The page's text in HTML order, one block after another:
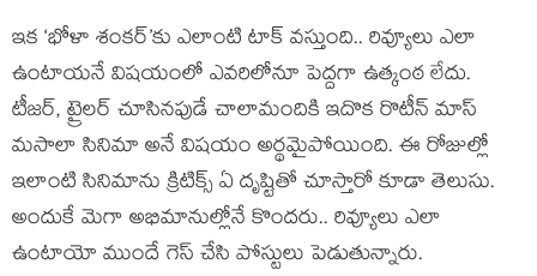
ఇక ‘భోళా శంకర్’కు ఎలాంటి టాక్ వస్తుంది.. రివ్యూలు ఎలా
ఉంటాయనే విషయంలో ఎవరిలోనూ పెద్దగా ఉత్కంఠ లేదు.
టీజర్, ట్రైలర్ చూసినపుడే చాలామందికి ఇదొక రొటీన్ మాస్
మసాలా సినిమా అనే విషయం అర్థమైపోయింది. ఈ రోజుల్లో
ఇలాంటి సినిమాను క్రిటిక్స్ ఏ దృష్టితో చూస్తారో కూడా తెలుసు.
అందుకే మెగా అభిమానుల్లోనే కొందరు.. రివ్యూలు ఎలా
ఉంటాయో ముందే గెస్ చేసి పోస్టులు పెడుతున్నారు.